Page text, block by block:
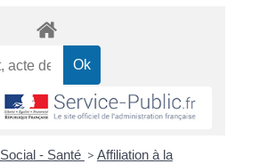
Social - Santé > Affiliation à la